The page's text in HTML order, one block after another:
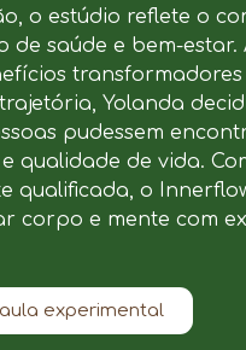
o estúdio reflete o
de saúde e bem-estar.
transformadores
Yolanda
pudessem
qualidade de vida.
qualificada, o
corpo e mente com
experimental